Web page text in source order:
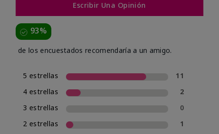
Escribir Una Opinión
93%
de los encuestados recomendaría a un amigo.
5 estrellas
11
4 estrellas
2
3 estrellas
0
2 estrellas
1